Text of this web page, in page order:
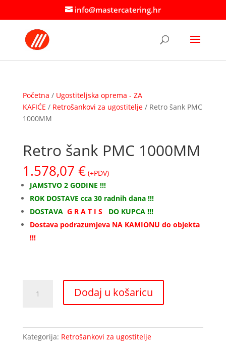
info@mastercatering.hr
Početna / Ugostiteljska oprema - ZA
KAFIĆE / Retrošankovi za ugostitelje/ Retro šank PMC
1000MM
Retro šank PMC 1000MM
1.578,07 € (+PDV)
JAMSTVO 2 GODINE !!!
ROK DOSTAVE cca 30 radnih dana !!!
DOSTAVA G R A T I S DO KUPCA !!!
Dostava podrazumjeva NA KAMIONU do objekta
!!!
Dodaj u košaricu
Kategorija: Retrošankovi za ugostitelje